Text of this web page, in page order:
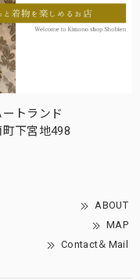
トランド
下宮地498
ABOUT
MAP
Contact＆Mail